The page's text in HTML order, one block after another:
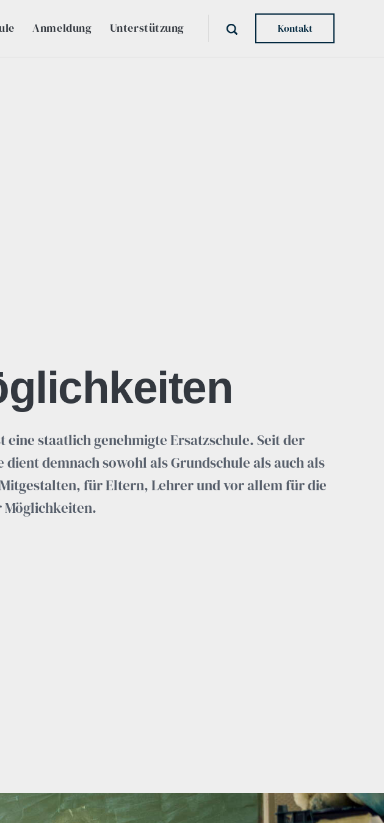
Anmeldung Unterstützung Kontakt
staatlich genehmigte Ersatzschule. Seit der
demnach sowohl als Grundschule als auch als
für Eltern, Lehrer und vor allem für die
Möglichkeiten.